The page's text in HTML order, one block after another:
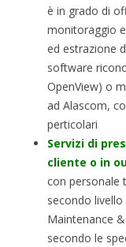
è in grado di
monitoraggio
ed estrazione
software
OpenView) o
ad Alascom,
perticolari
Servizi di
cliente o in
con personale
secondo
Maintenance
secondo le